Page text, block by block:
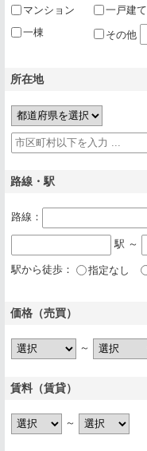
マンション 一戸建て
一棟
その他
所在地
路線・駅
路線：
駅 ～
駅から徒歩： 指定なし
価格（売買）
～
賃料（賃貸）
～